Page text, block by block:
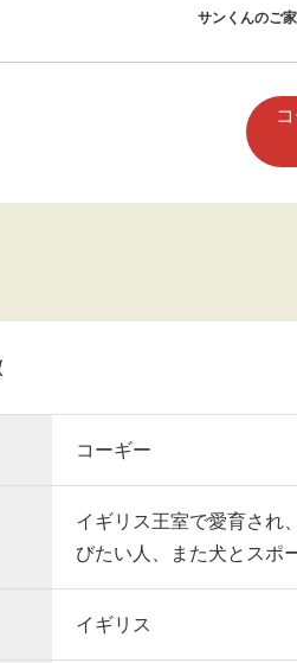
サンくんのご
コーギー
イギリス王室で愛育され
びたい人、また犬とスポ
イギリス